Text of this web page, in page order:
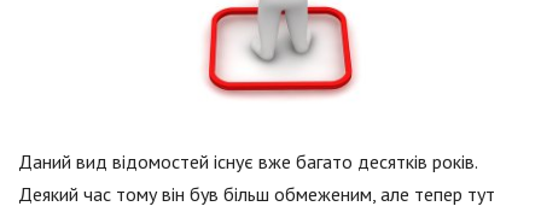
Даний вид відомостей існує вже багато десятків років.
Деякий час тому він був більш обмеженим, але тепер тут